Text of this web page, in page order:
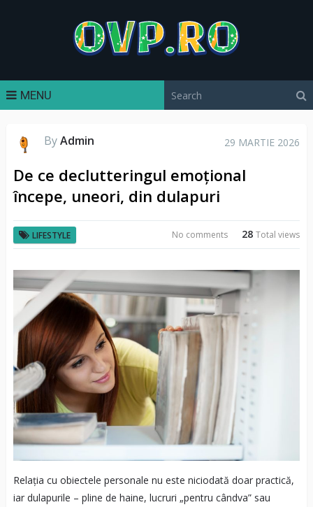
MENU
ByAdmin 29 MARTIE 2026
De ce declutteringul emoțional
începe, uneori, din dulapuri
LIFESTYLE 28Total views
No comments
Relația cu obiectele personale nu este niciodată doar practică,
iar dulapurile – pline de haine, lucruri „pentru cândva” sau